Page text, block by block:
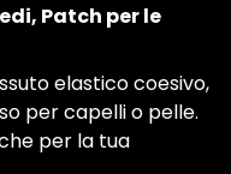
Patch per le
elastico coesivo,
per capelli o pelle.
per la tua